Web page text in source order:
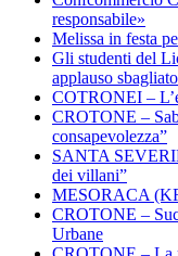
responsabile»
Melissa in festa
Gli studenti del
applauso
COTRONEI –
CROTONE –
consapevolezza”
SANTA
dei villani”
MESORACA
CROTONE –
Urbane